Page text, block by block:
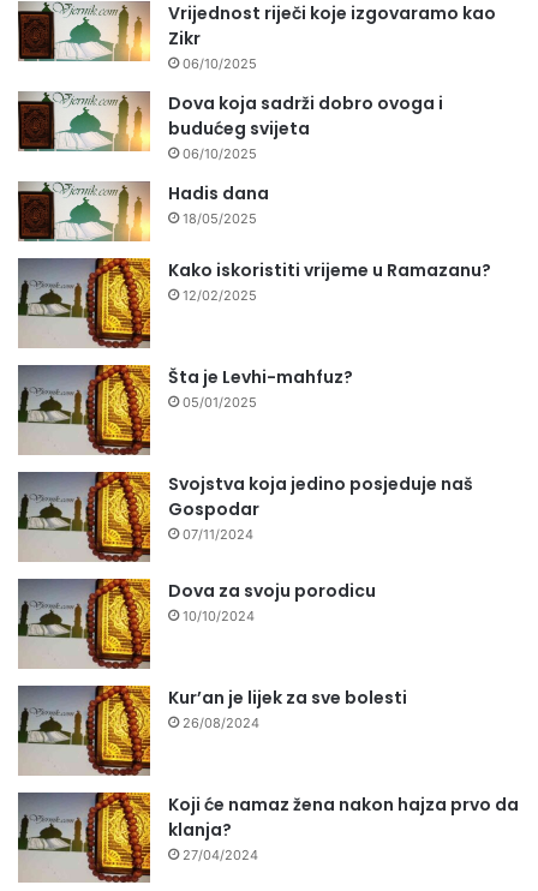
Vrijednost riječi koje izgovaramo kao
Zikr
06/10/2025
Dova koja sadrži dobro ovoga i
budućeg svijeta
06/10/2025
Hadis dana
18/05/2025
Kako iskoristiti vrijeme u Ramazanu?
12/02/2025
Šta je Levhi-mahfuz?
05/01/2025
Svojstva koja jedino posjeduje naš
Gospodar
07/11/2024
Dova za svoju porodicu
10/10/2024
Kur’an je lijek za sve bolesti
26/08/2024
Koji će namaz žena nakon hajza prvo da
klanja?
27/04/2024